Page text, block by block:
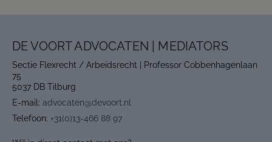
DE VOORT ADVOCATEN | MEDIATORS
Sectie Flexrecht / Arbeidsrecht | Professor Cobbenhagenlaan
75
5037 DB Tilburg
E-mail: advocaten@devoort.nl
Telefoon: +31(0)13-466 88 97